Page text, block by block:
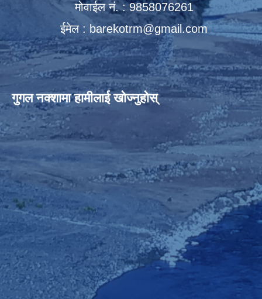
मोवाईल नं. : 9858076261
ईमेल : barekotrm@gmail.com
गुगल नक्शामा हामीलाई खोज्नुहोस्